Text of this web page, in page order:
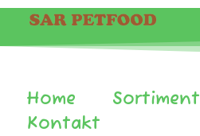
Home Sortiment
Kontakt